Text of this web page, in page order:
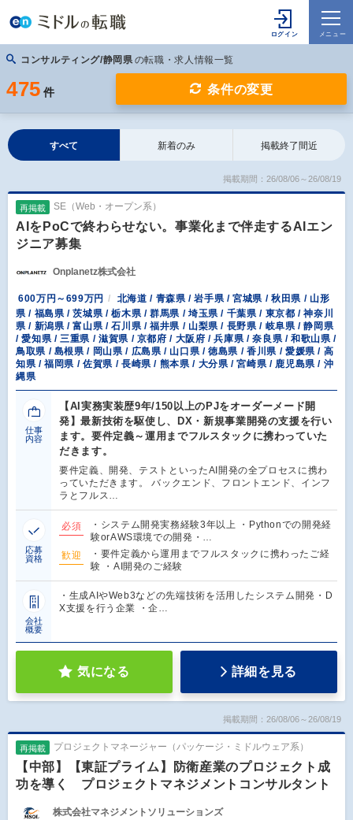
コンサルティング/静岡県 の転職・求人情報一覧
475 件 条件の変更
すべて 新着のみ 掲載終了間近
掲載期間：26/08/06～26/08/19
再掲載 SE（Web・オープン系）
AIをPoCで終わらせない。事業化まで伴走するAIエン
ジニア募集
Onplanetz株式会社
600万円～699万円
北海道 / 青森県 / 岩手県 / 宮城県 / 秋田県 / 山形
県 / 福島県 / 茨城県 / 栃木県 / 群馬県 / 埼玉県 / 千葉県 / 東京都 / 神奈川
県 / 新潟県 / 富山県 / 石川県 / 福井県 / 山梨県 / 長野県 / 岐阜県 / 静岡県
/ 愛知県 / 三重県 / 滋賀県 / 京都府 / 大阪府 / 兵庫県 / 奈良県 / 和歌山県 /
鳥取県 / 島根県 / 岡山県 / 広島県 / 山口県 / 徳島県 / 香川県 / 愛媛県 / 高
知県 / 福岡県 / 佐賀県 / 長崎県 / 熊本県 / 大分県 / 宮崎県 / 鹿児島県 / 沖
縄県
仕事
内容
【AI実務実装歴9年/150以上のPJをオーダーメード開
発】最新技術を駆使し、DX・新規事業開発の支援を行い
ます。要件定義～運用までフルスタックに携わっていた
だきます。
要件定義、開発、テストといったAI開発の全プロセスに携わ
っていただきます。 バックエンド、フロントエンド、インフ
ラとフルス…
応募
資格
必須
・システム開発実務経験3年以上 ・Pythonでの開発経
験orAWS環境での開発・…
歓迎
・要件定義から運用までフルスタックに携わったご経
験 ・AI開発のご経験
会社
概要
・生成AIやWeb3などの先端技術を活用したシステム開発・D
X支援を行う企業 ・企…
気になる 詳細を見る
掲載期間：26/08/06～26/08/19
再掲載 プロジェクトマネージャー（パッケージ・ミドルウェア系）
【中部】【東証プライム】防衛産業のプロジェクト成
功を導く プロジェクトマネジメントコンサルタント
株式会社マネジメントソリューションズ